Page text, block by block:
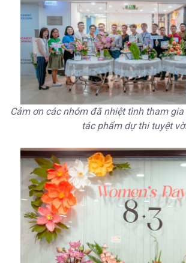
Cảm ơn các nhóm đã nhiệt tình tham
tác phẩm dự thi tuyệt